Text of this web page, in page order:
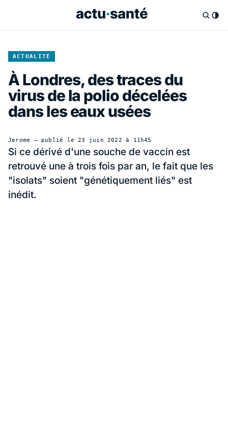
ACTUALITÉ
À Londres, des traces du
virus de la polio décelées
dans les eaux usées
Jerome — publié le23 juin 2022 à 11h45
Si ce dérivé d'une souche de vaccin est
retrouvé une à trois fois par an, le fait que les
"isolats" soient "génétiquement liés" est
inédit.